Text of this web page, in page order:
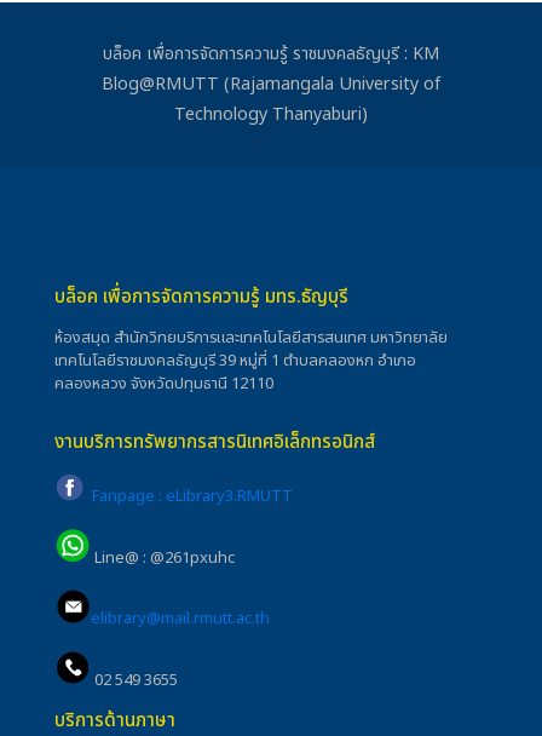
บล็อค เพื่อการจัดการความรู้ ราชมงคลธัญบุรี : KM
Blog@RMUTT (Rajamangala University of
Technology Thanyaburi)
บล็อค เพื่อการจัดการความรู้ มทร.ธัญบุรี
ห้องสมุด สำนักวิทยบริการและเทคโนโลยีสารสนเทศ มหาวิทยาลัย
เทคโนโลยีราชมงคลธัญบุรี 39 หมู่ที่ 1 ตำบลคลองหก อำเภอ
คลองหลวง จังหวัดปทุมธานี 12110
งานบริการทรัพยากรสารนิเทศอิเล็กทรอนิกส์
Fanpage : eLibrary3.RMUTT
Line@ : @261pxuhc
elibrary@mail.rmutt.ac.th
02 549 3655
บริการด้านภาษา